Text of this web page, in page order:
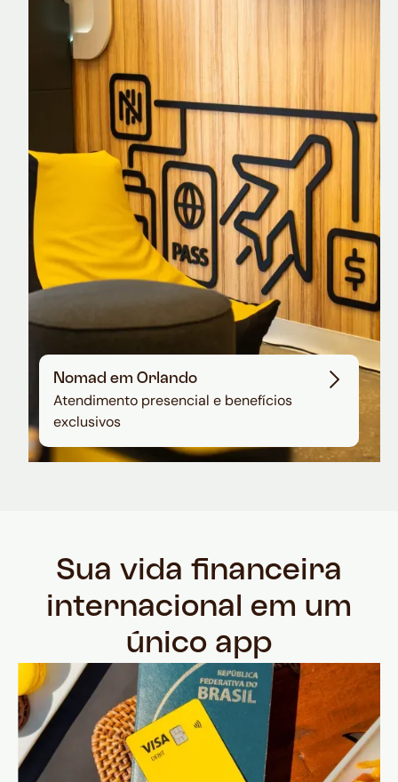
Nomad Explorer
Cartão de crédito brasileiro com cashback
em dólar
Nomad em Orlando
Atendimento presencial e benefícios
exclusivos
Sua vida financeira
internacional em um
único app